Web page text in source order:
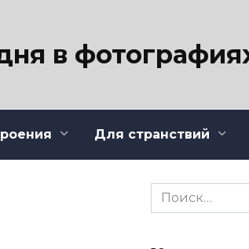
в
Для странствий
Search
for: